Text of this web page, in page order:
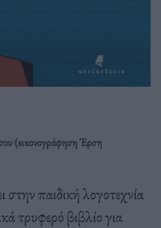
(εικονογράφηση Έρση
παιδική λογοτεχνία
τρυφερό βιβλίο για